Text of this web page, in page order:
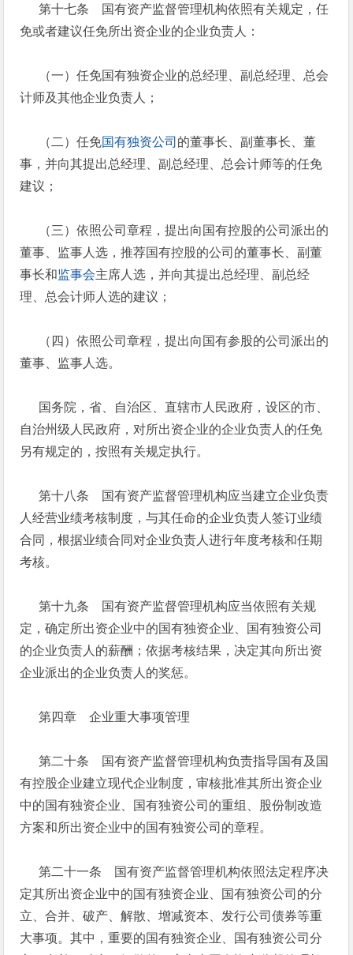
第十七条 国有资产监督管理机构依照有关规定，任
免或者建议任免所出资企业的企业负责人：
（一）任免国有独资企业的总经理、副总经理、总会
计师及其他企业负责人；
（二）任免国有独资公司 的董事长、副董事长、董
事，并向其提出总经理、副总经理、总会计师等的任免
建议；
（三）依照公司章程，提出向国有控股的公司派出的
董事、监事人选，推荐国有控股的公司的董事长、副董
事长和监事会主席人选，并向其提出总经理、副总经
理、总会计师人选的建议；
（四）依照公司章程，提出向国有参股的公司派出的
董事、监事人选。
国务院，省、自治区、直辖市人民政府，设区的市、
自治州级人民政府，对所出资企业的企业负责人的任免
另有规定的，按照有关规定执行。
第十八条 国有资产监督管理机构应当建立企业负责
人经营业绩考核制度，与其任命的企业负责人签订业绩
合同，根据业绩合同对企业负责人进行年度考核和任期
考核。
第十九条 国有资产监督管理机构应当依照有关规
定，确定所出资企业中的国有独资企业、国有独资公司
的企业负责人的薪酬；依据考核结果，决定其向所出资
企业派出的企业负责人的奖惩。
第四章 企业重大事项管理
第二十条 国有资产监督管理机构负责指导国有及国
有控股企业建立现代企业制度，审核批准其所出资企业
中的国有独资企业、国有独资公司的重组、股份制改造
方案和所出资企业中的国有独资公司的章程。
第二十一条 国有资产监督管理机构依照法定程序决
定其所出资企业中的国有独资企业、国有独资公司的分
立、合并、破产、解散、增减资本、发行公司债券等重
大事项。其中，重要的国有独资企业、国有独资公司分